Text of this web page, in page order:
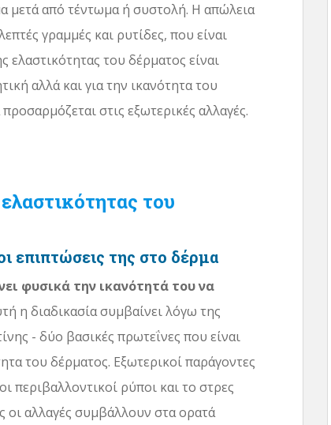
μετά από τέντωμα ή συστολή. Η απώλεια
γραμμές και ρυτίδες, που είναι
του δέρματος είναι
αλλά και για την ικανότητα του
στις εξωτερικές αλλαγές.
του
επιπτώσεις της στο δέρμα
φυσικά την ικανότητά του να
η διαδικασία συμβαίνει λόγω της
- δύο βασικές πρωτεΐνες που είναι
του δέρματος. Εξωτερικοί παράγοντες
περιβαλλοντικοί ρύποι και το στρες
οι αλλαγές συμβάλλουν στα ορατά